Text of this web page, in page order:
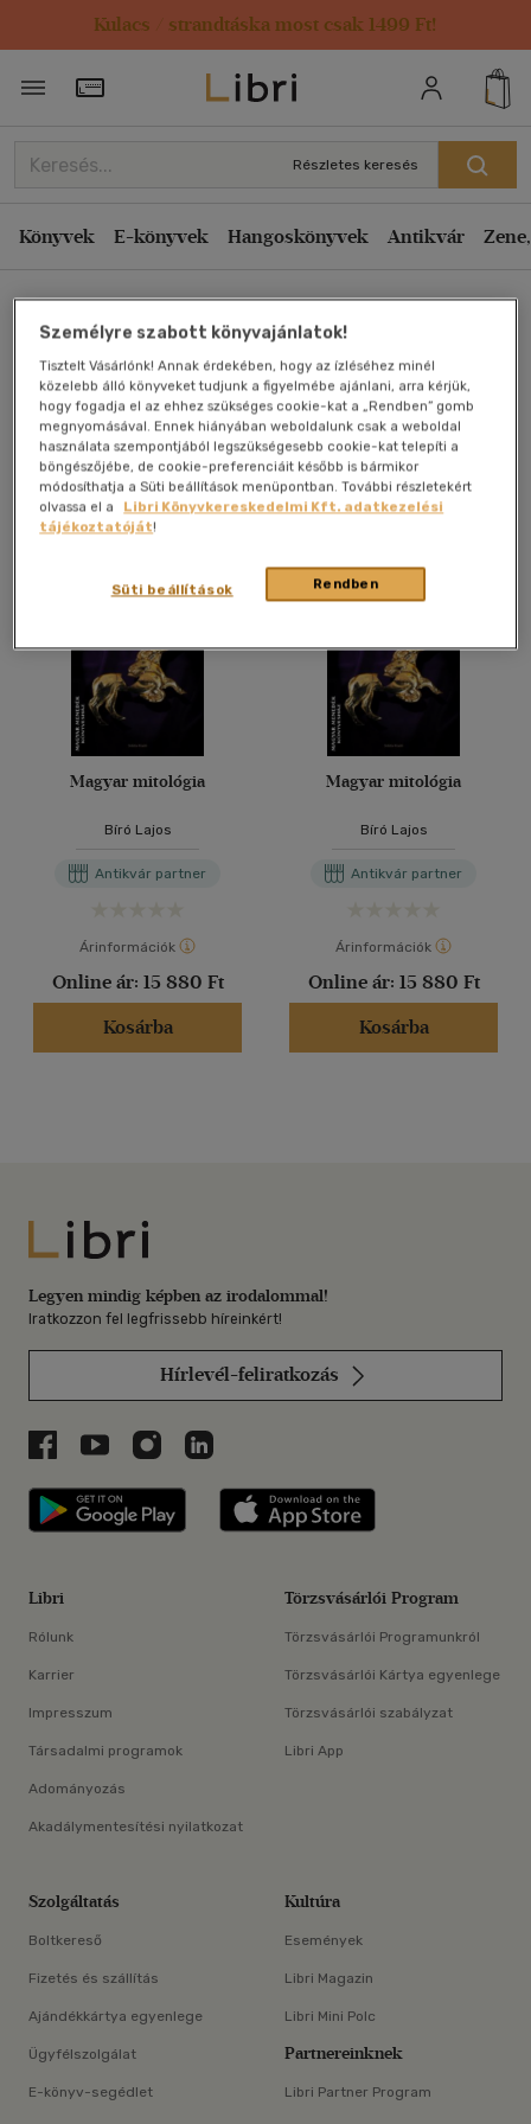
Kulacs / strandtáska most csak 1499 Ft!
Törzsvásárlói Kártya adatai
Részletes keresés
Könyvek E-könyvek Hangoskönyvek Antikvár
Magyar mitológia
Bíró Lajos
Antikvár könyv (2db)
Magyar mitológia
Bíró Lajos
Antikvár partner
Árinformációk
Online ár: 15 880 Ft
Kosárba
Magyar mitológia
Bíró Lajos
Antikvár partner
Árinformációk
Online ár: 15 880 Ft
Kosárba
Libri
Legyen mindig képben az irodalommal!
Iratkozzon fel legfrissebb híreinkért!
Hírlevél-feliratkozás
Libri a Facebookon
Libri a Youtube-on
Libri az Instagramon
Libri a LinkedInen
Libri applikáció Szerezd meg: Google
Libri
Rólunk
Karrier
Impresszum
Társadalmi programok
Adományozás
Akadálymentesítési nyilatkozat
Törzsvásárlói Program
Törzsvásárlói Programunkról
Törzsvásárlói Kártya egyenlege
Törzsvásárlói szabályzat
Libri App
Szolgáltatás
Boltkereső
Fizetés és szállítás
Ajándékkártya egyenlege
Ügyfélszolgálat
E-könyv-segédlet
Kultúra
Események
Libri Magazin
Libri Mini Polc
Partnereinknek
Libri Partner Program
Személyre szabott könyvajánlatok!
Tisztelt Vásárlónk! Annak érdekében, hogy az ízléséhez minél
közelebb álló könyveket tudjunk a figyelmébe ajánlani, arra kérjük,
hogy fogadja el az ehhez szükséges cookie-kat a „Rendben” gomb
megnyomásával. Ennek hiányában weboldalunk csak a weboldal
használata szempontjából legszükségesebb cookie-kat telepíti a
böngészőjébe, de cookie-preferenciáit később is bármikor
módosíthatja a Süti beállítások menüpontban. További részletekért
olvassa el a
Libri Könyvkereskedelmi Kft. adatkezelési
tájékoztatóját!
Rendben
Süti beállítások